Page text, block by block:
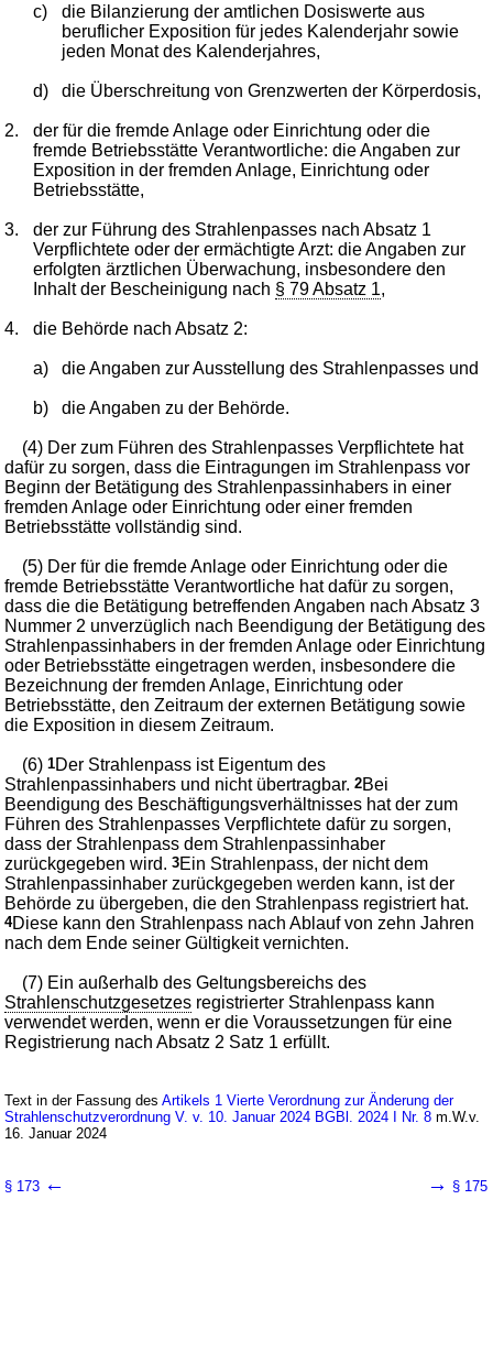
c)
die Bilanzierung der amtlichen Dosiswerte aus
beruflicher Exposition für jedes Kalenderjahr sowie
jeden Monat des Kalenderjahres,
d) die Überschreitung von Grenzwerten der Körperdosis,
2.
der für die fremde Anlage oder Einrichtung oder die
fremde Betriebsstätte Verantwortliche: die Angaben zur
Exposition in der fremden Anlage, Einrichtung oder
Betriebsstätte,
3.
der zur Führung des Strahlenpasses nach Absatz 1
Verpflichtete oder der ermächtigte Arzt: die Angaben zur
erfolgten ärztlichen Überwachung, insbesondere den
Inhalt der Bescheinigung nach § 79 Absatz 1,
4. die Behörde nach Absatz 2:
a) die Angaben zur Ausstellung des Strahlenpasses und
b) die Angaben zu der Behörde.
(4) Der zum Führen des Strahlenpasses Verpflichtete hat
dafür zu sorgen, dass die Eintragungen im Strahlenpass vor
Beginn der Betätigung des Strahlenpassinhabers in einer
fremden Anlage oder Einrichtung oder einer fremden
Betriebsstätte vollständig sind.
(5) Der für die fremde Anlage oder Einrichtung oder die
fremde Betriebsstätte Verantwortliche hat dafür zu sorgen,
dass die die Betätigung betreffenden Angaben nach Absatz 3
Nummer 2 unverzüglich nach Beendigung der Betätigung des
Strahlenpassinhabers in der fremden Anlage oder Einrichtung
oder Betriebsstätte eingetragen werden, insbesondere die
Bezeichnung der fremden Anlage, Einrichtung oder
Betriebsstätte, den Zeitraum der externen Betätigung sowie
die Exposition in diesem Zeitraum.
(6)1Der Strahlenpass ist Eigentum des
Strahlenpassinhabers und nicht übertragbar.2Bei
Beendigung des Beschäftigungsverhältnisses hat der zum
Führen des Strahlenpasses Verpflichtete dafür zu sorgen,
dass der Strahlenpass dem Strahlenpassinhaber
zurückgegeben wird.3Ein Strahlenpass, der nicht dem
Strahlenpassinhaber zurückgegeben werden kann, ist der
Behörde zu übergeben, die den Strahlenpass registriert hat.
4Diese kann den Strahlenpass nach Ablauf von zehn Jahren
nach dem Ende seiner Gültigkeit vernichten.
(7) Ein außerhalb des Geltungsbereichs des
Strahlenschutzgesetzes registrierter Strahlenpass kann
verwendet werden, wenn er die Voraussetzungen für eine
Registrierung nach Absatz 2 Satz 1 erfüllt.
Text in der Fassung desArtikels 1 Vierte Verordnung zur Änderung der
Strahlenschutzverordnung V. v. 10. Januar 2024 BGBl. 2024 I Nr. 8 m.W.v.
16. Januar 2024
§ 173 ← → § 175